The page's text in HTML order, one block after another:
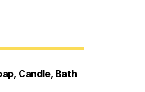
Candle, Bath